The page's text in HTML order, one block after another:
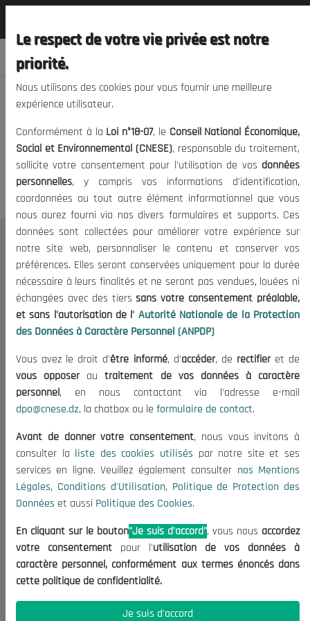
Nous vous prions de nous
excuser, mais l'accès à ce
contenu est restreint.
Le CNESE
A Propos
Le président
Organisation
Publications
Informations utiles
Appels d'offres et Consultations
Mentions Légales
Conditions d'Utilisation
Politique de Protection des Données
Politique des Cookies
Nous Contacter
(+213) 021 98 01 00|01|02
contact@cnese.dz
Suggestions ou Initiatives ?
Newsletter
dernières nouvelles.
Le respect de votre vie privée est notre
priorité.
Nous utilisons des cookies pour vous fournir une meilleure
expérience utilisateur.
Conformément à la Loi n°18-07, le Conseil National Économique,
Social et Environnemental (CNESE), responsable du traitement,
sollicite votre consentement pour l'utilisation de vos données
personnelles, y compris vos informations d'identification,
coordonnées ou tout autre élément informationnel que vous
nous aurez fourni via nos divers formulaires et supports. Ces
données sont collectées pour améliorer votre expérience sur
notre site web, personnaliser le contenu et conserver vos
préférences. Elles seront conservées uniquement pour la durée
nécessaire à leurs finalités et ne seront pas vendues, louées ni
échangées avec des tierssans votre consentement préalable,
et sans l'autorisation de l' Autorité Nationale de la Protection
des Données à Caractère Personnel (ANPDP)
Vous avez le droit d'être informé, d'accéder, de rectifieret de
vous opposerautraitement de vos données à caractère
personnel, en nous contactant via l'adresse e-mail
dpo@cnese.dz, la chatbox ou le formulaire de contact.
Avant de donner votre consentement, nous vous invitons à
consulter la liste des cookies utilisés par notre site et ses
services en ligne. Veuillez également consulter nos Mentions
Légales, Conditions d'Utilisation, Politique de Protection des
Données et aussi Politique des Cookies.
En cliquant sur le bouton"Je suis d'accord", vous nous accordez
votre consentement pour l'utilisation de vos données à
caractère personnel, conformément aux termes énoncés dans
cette politique de confidentialité.
Je suis d'accord